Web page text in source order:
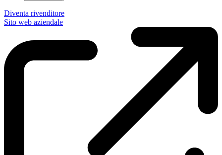
Diventa rivenditore
Sito web aziendale